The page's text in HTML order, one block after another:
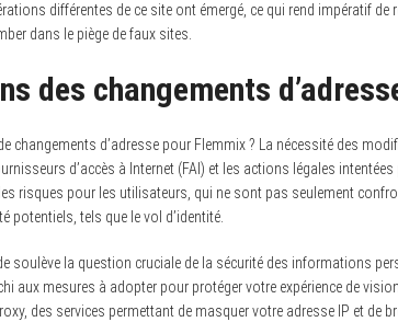
différentes de ce site ont émergé, ce qui rend impératif
dans le piège de faux sites.
des changements
changements d’adresse pour Flemmix ? La nécessité des
d’accès à Internet (FAI) et les actions légales
risques pour les utilisateurs, qui ne sont pas seulement
potentiels, tels que le vol d’identité.
soulève la question cruciale de la sécurité des informations
aux mesures à adopter pour protéger votre expérience de
des services permettant de masquer votre adresse IP et de